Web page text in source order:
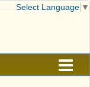
Select Language ▼